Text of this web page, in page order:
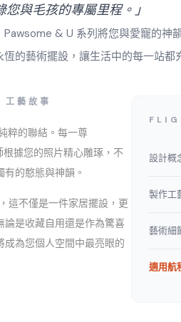
您與毛孩的專屬里程。」
& U 系列將您與愛寵的神
的藝術擺設，讓生活中的每一站都
藝故事
粹的聯結。每一尊
據您的照片精心雕琢，不
的憨態與神韻。
這不僅是一件家居擺設，更
論是收藏自用還是作為驚喜
成為您個人空間中最亮眼的
設計概
製作工
藝術細
適用航